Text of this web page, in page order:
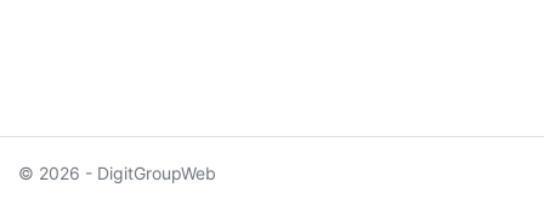
© 2026 - DigitGroupWeb